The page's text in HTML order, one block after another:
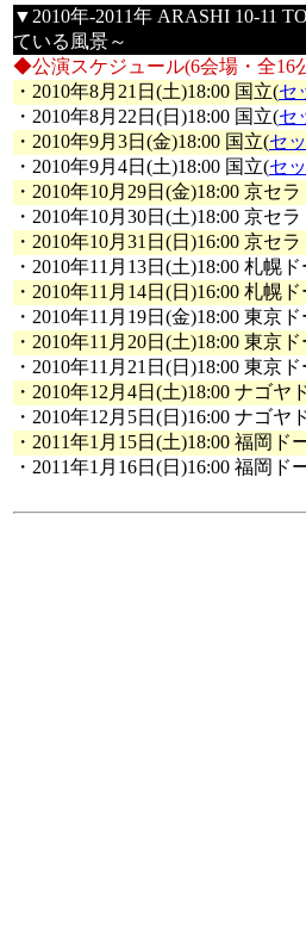
▼2010年-2011年 ARASHI 10-11
ている風景～
◆公演スケジュール(6会場・全16
・2010年8月21日(土)18:00 国立(セ
・2010年8月22日(日)18:00 国立(セ
・2010年9月3日(金)18:00 国立(セ
・2010年9月4日(土)18:00 国立(セ
・2010年10月29日(金)18:00 京セ
・2010年10月30日(土)18:00 京セ
・2010年10月31日(日)16:00 京セ
・2010年11月13日(土)18:00 札幌
・2010年11月14日(日)16:00 札幌
・2010年11月19日(金)18:00 東京
・2010年11月20日(土)18:00 東京
・2010年11月21日(日)18:00 東京
・2010年12月4日(土)18:00 ナゴヤ
・2010年12月5日(日)16:00 ナゴヤ
・2011年1月15日(土)18:00 福岡ド
・2011年1月16日(日)16:00 福岡ド